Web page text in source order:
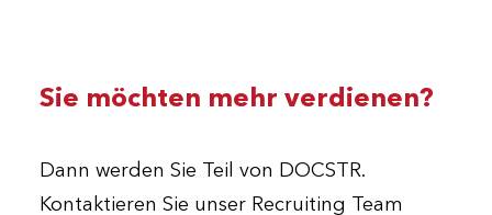
Sie möchten mehr verdienen?
Dann werden Sie Teil von DOCSTR.
Kontaktieren Sie unser Recruiting Team